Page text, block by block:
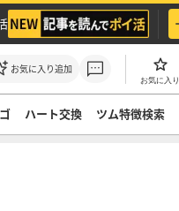
お気に入り追加
お気に入り
ハート交換 ツム特徴検索